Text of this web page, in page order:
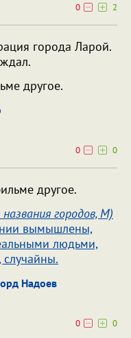
0
2
города Ларой.
другое.
0
0
другое.
городов, М)
вымышлены,
людьми,
Надоев
0
0